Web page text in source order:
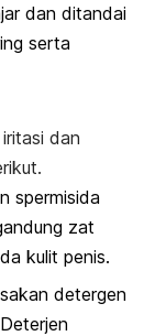
dan ditandai
serta
dan
spermisida
zat
kulit penis.
detergen